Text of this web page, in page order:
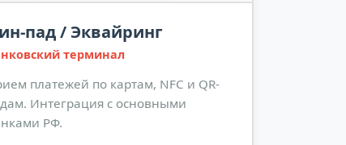
пад / Эквайринг
терминал
платежей по картам, NFC и QR-
Интеграция с основными
РФ.